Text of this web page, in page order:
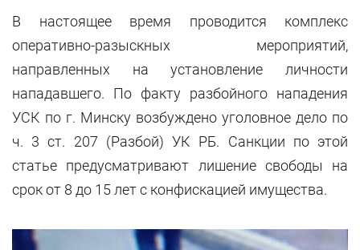
В настоящее время проводится комплекс
оперативно-разыскных мероприятий,
направленных на установление личности
нападавшего. По факту разбойного нападения
УСК по г. Минску возбуждено уголовное дело по
ч. 3 ст. 207 (Разбой) УК РБ. Санкции по этой
статье предусматривают лишение свободы на
срок от 8 до 15 лет с конфискацией имущества.